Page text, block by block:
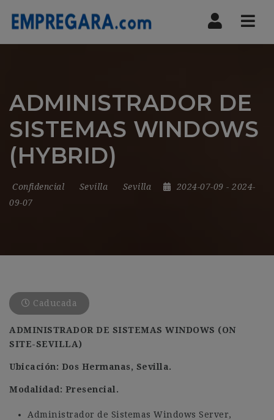
ADMINISTRADOR DE
SISTEMAS WINDOWS
(HYBRID)
Confidencial Sevilla Sevilla 2024-07-09 - 2024-
09-07
Caducada
ADMINISTRADOR DE SISTEMAS WINDOWS (ON
SITE-SEVILLA)
Ubicación: Dos Hermanas, Sevilla.
Modalidad: Presencial.
Administrador de Sistemas Windows Server,